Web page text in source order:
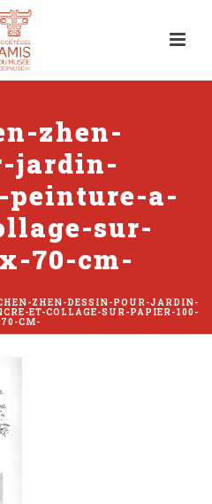
zhen-
jardin-
peinture-a-
sur-
70-cm-
ZHEN-DESSIN-POUR-JARDIN-
ET-COLLAGE-SUR-PAPIER-100-
CM-